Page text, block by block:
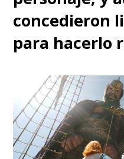
concedieron
para hacerlo